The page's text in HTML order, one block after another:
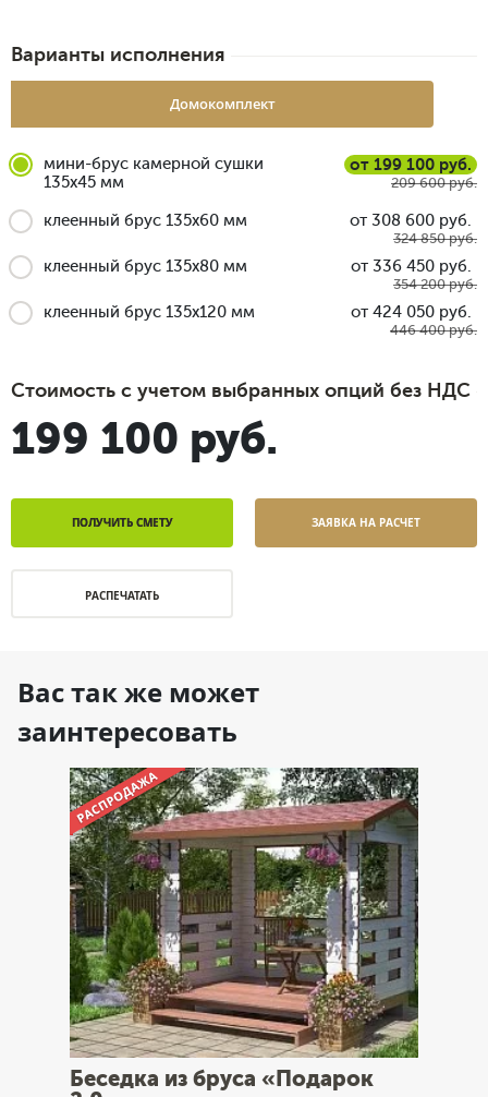
Варианты исполнения
Домокомплект
мини-брус камерной сушки
135x45 мм
от 199 100 руб.
209 600 руб.
клеенный брус 135x60 мм от 308 600 руб.
324 850 руб.
клеенный брус 135x80 мм от 336 450 руб.
354 200 руб.
клеенный брус 135x120 мм от 424 050 руб.
446 400 руб.
Стоимость с учетом выбранных опций без НДС
199 100 руб.
ПОЛУЧИТЬ СМЕТУ ЗАЯВКА НА РАСЧЕТ
РАСПЕЧАТАТЬ
Вас так же может
заинтересовать
Беседка из бруса «Подарок